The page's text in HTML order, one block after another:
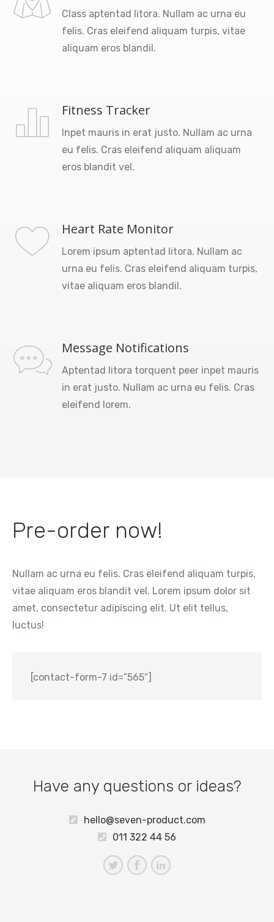
Class aptentad litora. Nullam ac urna eu
felis. Cras eleifend aliquam turpis, vitae
aliquam eros blandil.
Fitness Tracker
Inpet mauris in erat justo. Nullam ac urna
eu felis. Cras eleifend aliquam aliquam
eros blandit vel.
Heart Rate Monitor
Lorem ipsum aptentad litora. Nullam ac
urna eu felis. Cras eleifend aliquam turpis,
vitae aliquam eros blandil.
Message Notifications
Aptentad litora torquent peer inpet mauris
in erat justo. Nullam ac urna eu felis. Cras
eleifend lorem.
Pre-order now!
Nullam ac urna eu felis. Cras eleifend aliquam turpis,
vitae aliquam eros blandit vel. Lorem ipsum dolor sit
amet, consectetur adipiscing elit. Ut elit tellus,
luctus!
[contact-form-7 id=”565″]
Have any questions or ideas?
hello@seven-product.com
011 322 44 56